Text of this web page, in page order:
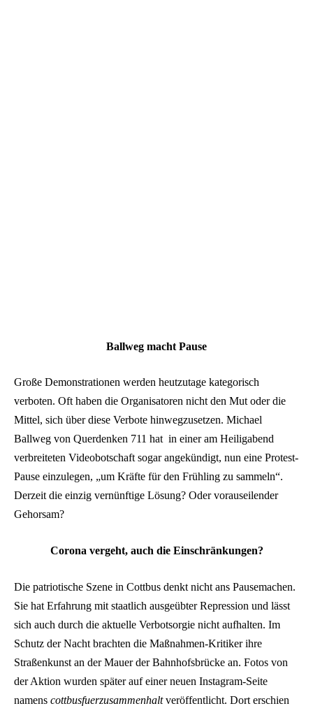
Ballweg macht Pause
Große Demonstrationen werden heutzutage kategorisch
verboten. Oft haben die Organisatoren nicht den Mut oder die
Mittel, sich über diese Verbote hinwegzusetzen. Michael
Ballweg von Querdenken 711 hat in einer am Heiligabend
verbreiteten Videobotschaft sogar angekündigt, nun eine Protest-
Pause einzulegen, „um Kräfte für den Frühling zu sammeln“.
Derzeit die einzig vernünftige Lösung? Oder vorauseilender
Gehorsam?
Corona vergeht, auch die Einschränkungen?
Die patriotische Szene in Cottbus denkt nicht ans Pausemachen.
Sie hat Erfahrung mit staatlich ausgeübter Repression und lässt
sich auch durch die aktuelle Verbotsorgie nicht aufhalten. Im
Schutz der Nacht brachten die Maßnahmen-Kritiker ihre
Straßenkunst an der Mauer der Bahnhofsbrücke an. Fotos von
der Aktion wurden später auf einer neuen Instagram-Seite
namens cottbusfuerzusammenhaltveröffentlicht. Dort erschien